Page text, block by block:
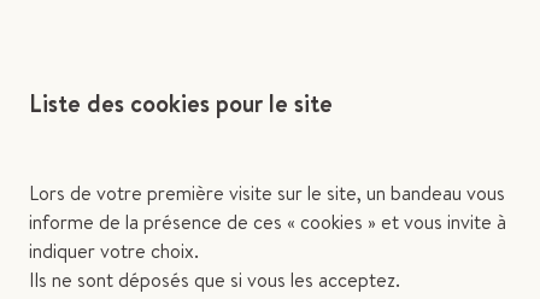
Liste des cookies pour le site
Lors de votre première visite sur le site, un bandeau vous
informe de la présence de ces « cookies » et vous invite à
indiquer votre choix.
Ils ne sont déposés que si vous les acceptez.